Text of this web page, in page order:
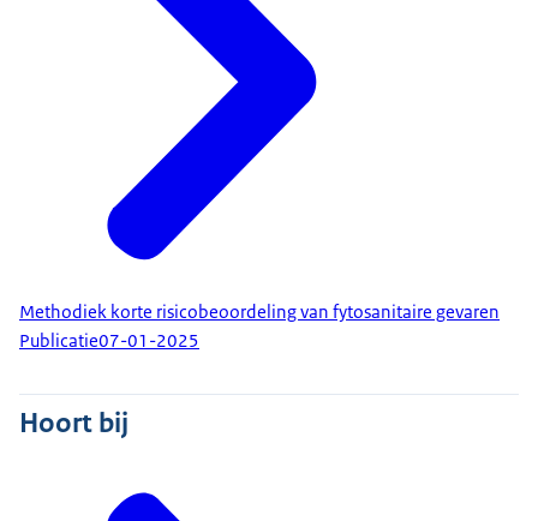
Methodiek korte risicobeoordeling van fytosanitaire gevaren
Publicatie07-01-2025
Hoort bij